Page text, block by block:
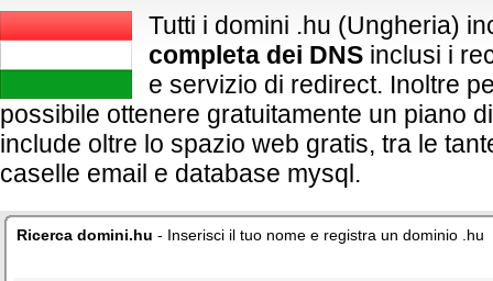
Tutti i domini .hu (Ungheria)
completa dei DNS inclusi i
e servizio di redirect. Inoltre
possibile ottenere gratuitamente un piano
include oltre lo spazio web gratis, tra le
caselle email e database mysql.
Ricerca domini.hu - Inserisci il tuo nome e registra un dominio .hu